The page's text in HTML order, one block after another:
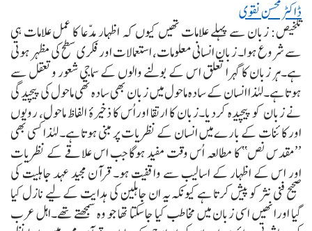
ڈاکٹر محسن نقوی
تلخیص: زبان سے پہلے علامات تھیں کیوں کہ اظہار مدّعا کا عمل علامات ہی
سے شروع ہوا۔ زبان انسانی معلومات، استعمالات اور فکری سطح کی مظہر ہوتی
ہے۔ہر زبان کا گہرا تعلق اس کے بولنے والوں کے سماجی شعور و تعقل سے
ہوتا ہے۔لہٰذا انسان کے سادہ ماحول میں زبان بھی سادہ تھی ماحول کی پیچیدگی
نے زبان کو پیچیدہ کردیا۔زبان کا ارتقا اوراُس کا ذخیرۂ الفاظ ماحول، رویوں
اور کائنات کے بارے میں انسان کے نظریات پر مبنی ہوتا ہے۔ لہٰذا کسی بھی
’’مقدس نص‘‘ کا مطالعہ اُس وقت مفید ہوگا جب اس علاقے کے نظریات
اور اس کے اظہار کے اسالیب سے واقفیت ہو۔ قرآن مجید عہد جاہلیت کی
صحیح فنی نثر کو پیش کرتا ہے کیونکہ یہ ان جاہلین کی ہدایت کے لیے نازل کیا
گیا اورانھیں اسی زبان میں مخاطب کیا جاسکتا تھا جو وہ سمجھتے تھے۔اہل عرب